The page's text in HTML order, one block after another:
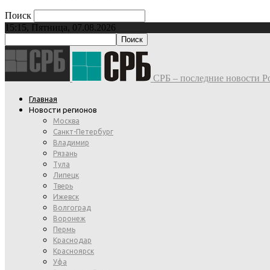
Поиск
15:15, Пятница, 07.08.2026
СРБ – последние новости
Главная
Новости регионов
Москва
Санкт-Петербург
Владимир
Рязань
Тула
Липецк
Тверь
Ижевск
Волгоград
Воронеж
Пермь
Краснодар
Красноярск
Уфа